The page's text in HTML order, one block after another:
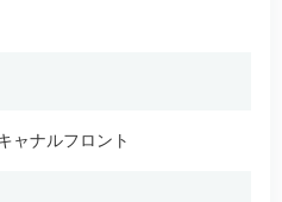
ャナルフロント